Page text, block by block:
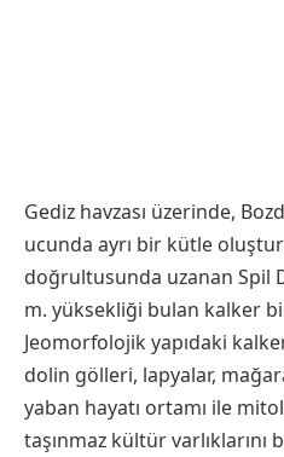
Gediz havzası üzerinde,
ucunda ayrı bir kütle
doğrultusunda uzanan Spil
m. yüksekliği bulan kalker
Jeomorfolojik yapıdaki
dolin gölleri, lapyalar,
yaban hayatı ortamı ile
taşınmaz kültür varlıklarını